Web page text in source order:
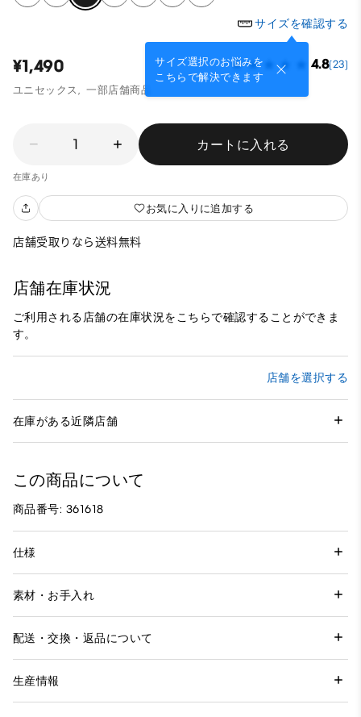
サイズを確認する
サイズ選択のお悩みを
こちらで解決できます
¥1,490 4.8(23)
ユニセックス, 一部店舗商品
1 カートに入れる
在庫あり
お気に入りに追加する
店舗受取りなら送料無料
店舗在庫状況
ご利用される店舗の在庫状況をこちらで確認することができま
す。
店舗を選択する
在庫がある近隣店舗
この商品について
商品番号: 361618
仕様
素材・お手入れ
配送・交換・返品について
生産情報